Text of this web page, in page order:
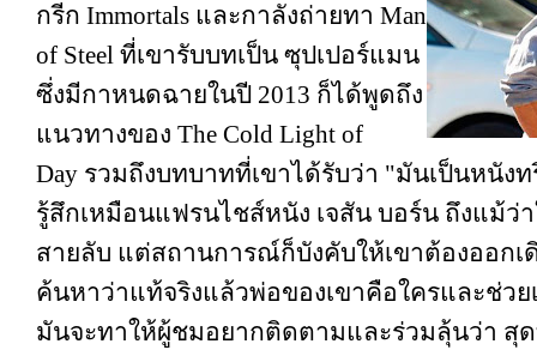
กรีก Immortals และกาลังถ่ายทา Man
of Steel ที่เขารับบทเป็น ซุปเปอร์แมน
ซึ่งมีกาหนดฉายในปี 2013 ก็ได้พูดถึง
แนวทางของ The Cold Light of
Day รวมถึงบทบาทที่เขาได้รับว่า "มันเป็นหนัง
รู้สึกเหมือนแฟรนไชส์หนัง เจสัน บอร์น ถึงแม้ว่
สายลับ แต่สถานการณ์ก็บังคับให้เขาต้องออกเ
ค้นหาว่าแท้จริงแล้วพ่อของเขาคือใครและช่วย
มันจะทาให้ผู้ชมอยากติดตามและร่วมลุ้นว่า สุด